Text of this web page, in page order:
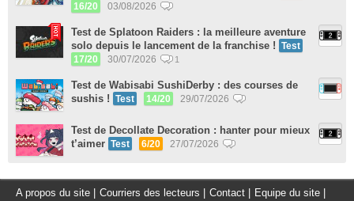
16/20
03/08/2026
Test de Splatoon Raiders : la meilleure aventure
solo depuis le lancement de la franchise !
Test
17/20
30/07/2026 1
Test de Wabisabi SushiDerby : des courses de
sushis !
Test 14/20 29/07/2026
Test de Decollate Decoration : hanter pour mieux
t’aimer Test 6/20 27/07/2026
A propos du site Courriers des lecteurs Contact Equipe du site